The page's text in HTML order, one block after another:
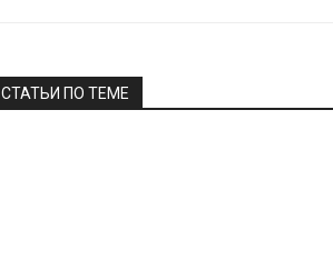
СТАТЬИ ПО ТЕМЕ